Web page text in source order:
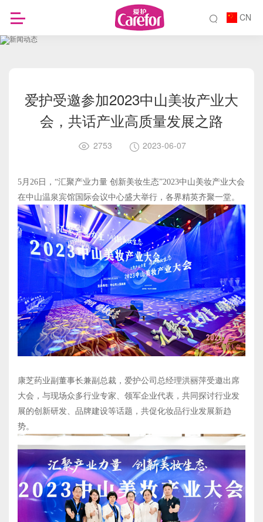
CN
爱护受邀参加2023中山美妆产业大
会，共话产业高质量发展之路
2753 2023-06-07
5月26日，“汇聚产业力量 创新美妆生态”2023中山美妆产业大会
在中山温泉宾馆国际会议中心盛大举行，各界精英齐聚一堂。
康芝药业副董事长兼副总裁，爱护公司总经理洪丽萍受邀出席
大会，与现场众多行业专家、领军企业代表，共同探讨行业发
展的创新研发、品牌建设等话题，共促化妆品行业发展新趋
势。